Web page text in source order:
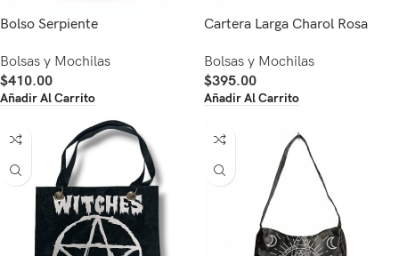
Bolso Serpiente
Bolsas y Mochilas
$410.00
Añadir Al Carrito
Cartera Larga Charol Rosa
Bolsas y Mochilas
$395.00
Añadir Al Carrito